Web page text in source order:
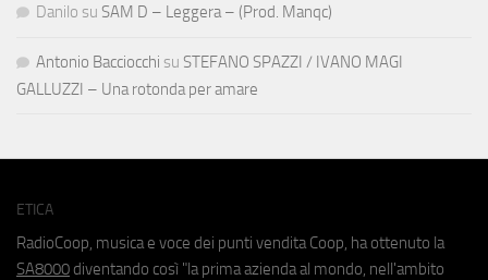
Danilo su SAM D – Leggera – (Prod. Manqc)
Antonio Bacciocchi su STEFANO SPAZZI / IVANO MAGI
GALLUZZI – Una rotonda per amare
ETICA
RadioCoop, musica e voce dei punti vendita Coop, ha ottenuto la
SA8000 diventando così "la prima azienda al mondo, nell'ambito